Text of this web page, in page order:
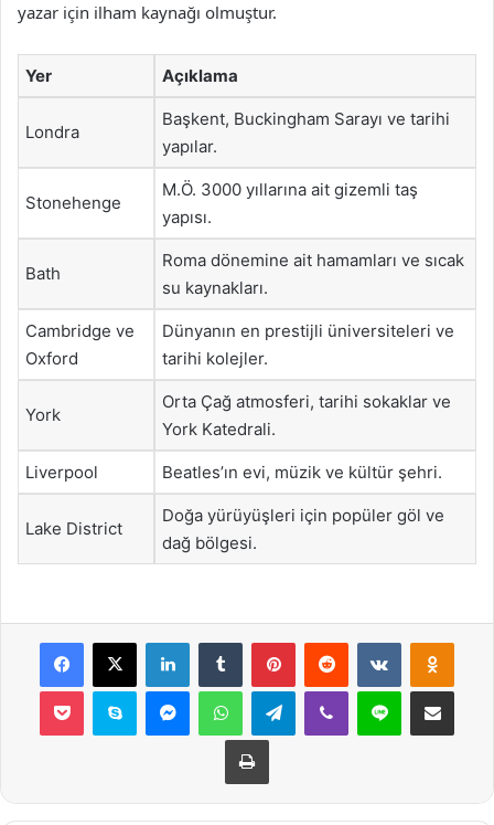
yazar için ilham kaynağı olmuştur.
Yer Açıklama
Londra
Başkent, Buckingham Sarayı ve tarihi
yapılar.
Stonehenge
M.Ö. 3000 yıllarına ait gizemli taş
yapısı.
Bath
Roma dönemine ait hamamları ve sıcak
su kaynakları.
Cambridge ve
Oxford
Dünyanın en prestijli üniversiteleri ve
tarihi kolejler.
York
Orta Çağ atmosferi, tarihi sokaklar ve
York Katedrali.
Liverpool Beatles’ın evi, müzik ve kültür şehri.
Lake District
Doğa yürüyüşleri için popüler göl ve
dağ bölgesi.
Facebook
X LinkedInTumblr PinterestReddit VKontakte
Pocket Skype MessengerWhatsAppTelegramViber Line E-Posta ile
Yazdır